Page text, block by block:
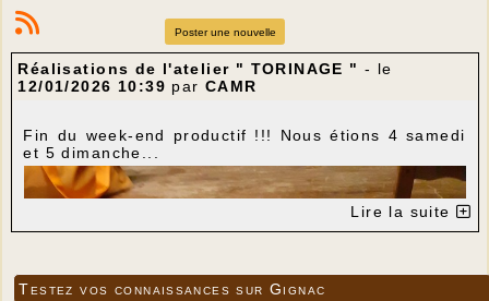
Poster une nouvelle
Réalisations de l'atelier " TORINAGE " - le
12/01/2026 10:39 par CAMR
Fin du week-end productif !!! Nous étions 4 samedi
et 5 dimanche...
Lire la suite
Testez vos connaissances sur Gignac